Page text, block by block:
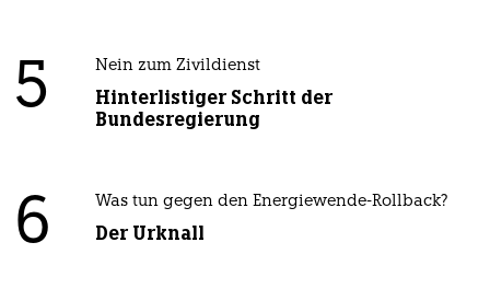
5 Nein zum Zivildienst
Hinterlistiger Schritt der
Bundesregierung
6 Was tun gegen den Energiewende-Rollback?
Der Urknall